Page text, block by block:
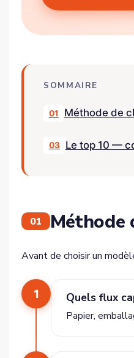
SOMMAIRE
01 Méthode de
03 Le top 10 —
01 Méthode
Avant de choisir un
1 Quels flux
Papier,